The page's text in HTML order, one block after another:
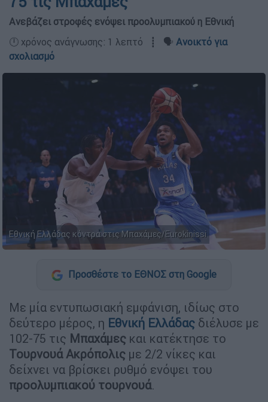
Ανεβάζει στροφές ενόψει προολυμπιακού η Εθνική
🕛 χρόνος ανάγνωσης: 1 λεπτό ┋ 🗣️ Ανοικτό για
σχολιασμό
Εθνική Ελλάδας κόντρα στις Μπαχάμες/Eurokinissi
Προσθέστε το ΕΘΝΟΣ στη Google
Με μία εντυπωσιακή εμφάνιση, ιδίως στο
δεύτερο μέρος, η Εθνική Ελλάδας διέλυσε με
102-75 τις Μπαχάμες και κατέκτησε το
Τουρνουά Ακρόπολις με 2/2 νίκες και
δείχνει να βρίσκει ρυθμό ενόψει του
προολυμπιακού τουρνουά.